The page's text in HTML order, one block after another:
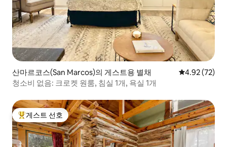
산마르코스(San Marcos)의 게스트용 별채 평점 4.92점(5
4.92 (72)
청소비 없음: 크로켓 원룸, 침실 1개, 욕실 1개
상위 게스트 선호
게스트 선호